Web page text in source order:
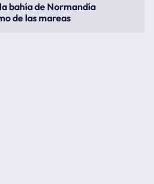
bahía de Normandía
de las mareas